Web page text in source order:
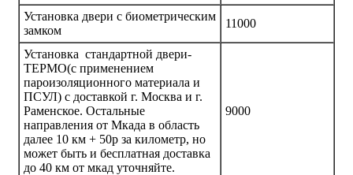
Установка двери с биометрическим
замком
11000
Установка стандартной двери-
ТЕРМО(с применением
пароизоляционного материала и
ПСУЛ) с доставкой г. Москва и г.
Раменское. Остальные
направления от Мкада в область
далее 10 км + 50р за километр, но
может быть и бесплатная доставка
до 40 км от мкад уточняйте.
9000